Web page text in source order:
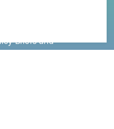
des SLHS
Briefs und